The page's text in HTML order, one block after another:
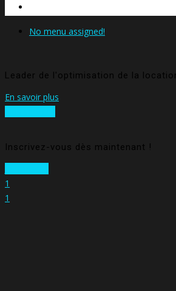
No menu assigned!
Leader de l'optimisation de la
En savoir plus
Inscrivez-vous dès maintenant !
1
1